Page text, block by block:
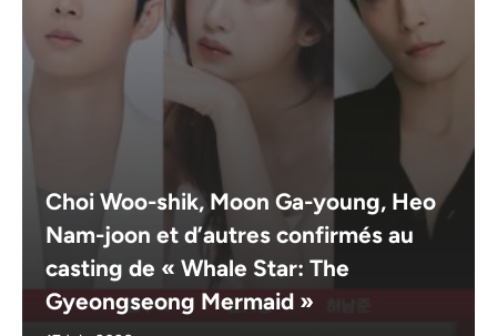
Choi Woo-shik, Moon Ga-young, Heo
Nam-joon et d’autres confirmés au
casting de « Whale Star: The
Gyeongseong Mermaid »